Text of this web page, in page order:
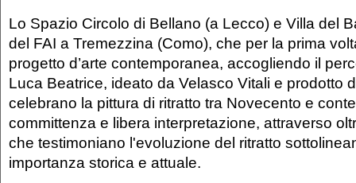
Lo Spazio Circolo di Bellano (a Lecco) e Villa del
del FAI a Tremezzina (Como), che per la prima
progetto d’arte contemporanea, accogliendo il
Luca Beatrice, ideato da Velasco Vitali e prodotto
celebrano la pittura di ritratto tra Novecento e
committenza e libera interpretazione, attraverso
che testimoniano l'evoluzione del ritratto
importanza storica e attuale.